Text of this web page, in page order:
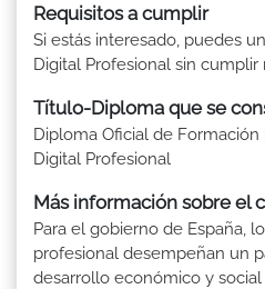
Requisitos a cumplir
Si estás interesado, puedes
Digital Profesional sin cumplir
Título-Diploma que se
Diploma Oficial de
Digital Profesional
Más información sobre el
Para el gobierno de España,
profesional desempeñan un
desarrollo económico y social